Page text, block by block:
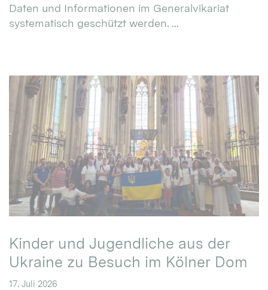
Daten und Informationen im Generalvikariat
systematisch geschützt werden. ...
Kinder und Jugendliche aus der
Ukraine zu Besuch im Kölner Dom
17. Juli 2026